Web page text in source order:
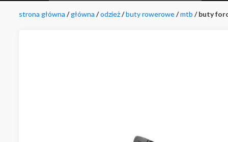
strona główna /główna /odzież/buty rowerowe/mtb / buty